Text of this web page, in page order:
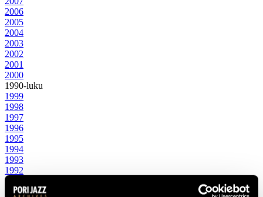
2006
2005
2004
2003
2002
2001
2000
1990-luku
1999
1998
1997
1996
1995
1994
1993
1992
1991
1990